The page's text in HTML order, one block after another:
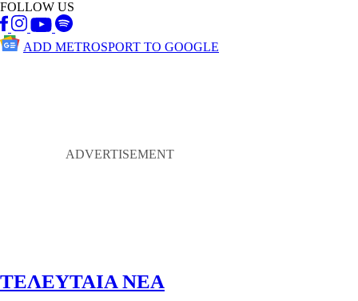
FOLLOW US
ADD METROSPORT TO GOOGLE
ΤΕΛΕΥΤΑΙΑ ΝΕΑ